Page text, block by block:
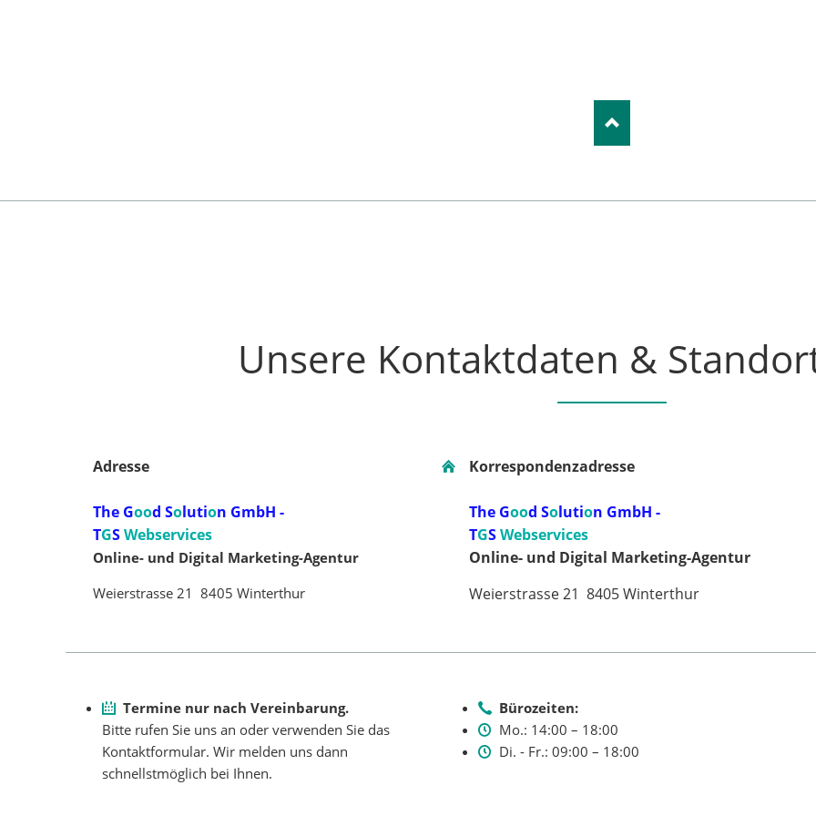
Unsere Kontaktdaten &
Adresse
The Good Solution GmbH -
TGSWebservices
Online- und Digital Marketing-Agentur
Weierstrasse 21 8405 Winterthur
Korrespondenzadresse
The Good Solution GmbH -
TGSWebservices
Online- und Digital Marketing-Agentur
Weierstrasse 21 8405 Winterthur
Termine nur nach Vereinbarung.
Bitte rufen Sie uns an oder verwenden Sie das
Kontaktformu­lar. Wir melden uns dann
schnellstmöglich bei Ihnen.
Bürozeiten:
Mo.: 14:00 – 18:00
Di. - Fr.: 09:00 – 18:00